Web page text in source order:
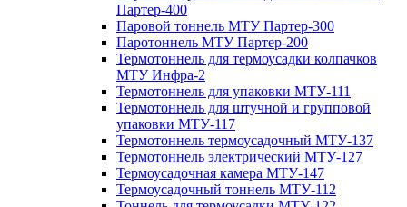
Партер-400
Паровой тоннель МТУ Партер-300
Паротоннель МТУ Партер-200
Термотоннель для термоусадки колпачков
МТУ Инфра-2
Термотоннель для упаковки МТУ-111
Термотоннель для штучной и групповой
упаковки МТУ-117
Термотоннель термоусадочный МТУ-137
Термотоннель электрический МТУ-127
Термоусадочная камера МТУ-147
Термоусадочный тоннель МТУ-112